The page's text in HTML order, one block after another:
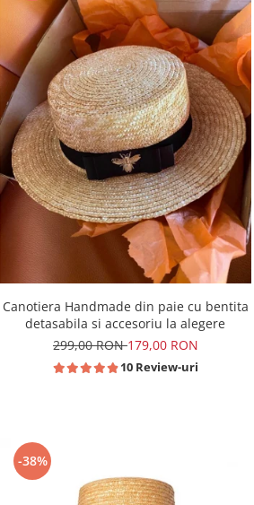
Canotiera Handmade din paie cu bentita
detasabila si accesoriu la alegere
299,00 RON179,00 RON
10 Review-uri
-38%